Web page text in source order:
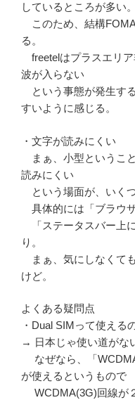
しているところが多い。
このため、結構
る。
freetelはプラスエリ
波が入らない
という事態が発生す
すいように感じる。
・文字が読みにくい
まぁ、小型というこ
読みにくい
という場面が、いくつ
具体的には「ブラウ
「ステータスバー上
り。
まぁ、気にしなくて
けど。
よくある疑問点
・Dual SIMって使える
→ 日本じゃ使い道がな
なぜなら、「
が使えるというもので
WCDMA(3G)回線が